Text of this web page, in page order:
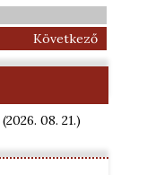
Következő
(2026. 08. 21.)